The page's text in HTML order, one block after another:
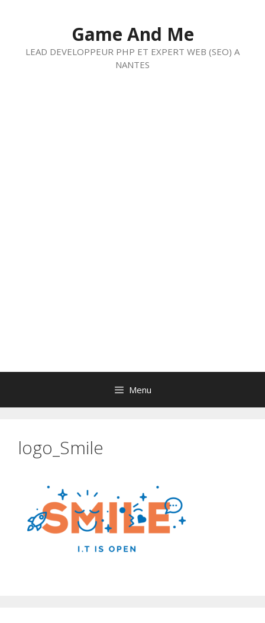
Game And Me
LEAD DEVELOPPEUR PHP ET EXPERT WEB (SEO) A
NANTES
Menu
logo_Smile